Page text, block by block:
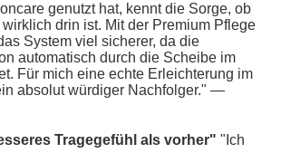
genutzt hat, kennt die Sorge, ob
drin ist. Mit der Premium Pflege
System viel sicherer, da die
automatisch durch die Scheibe im
Für mich eine echte Erleichterung im
absolut würdiger Nachfolger." —
Tragegefühl als vorher" "Ich